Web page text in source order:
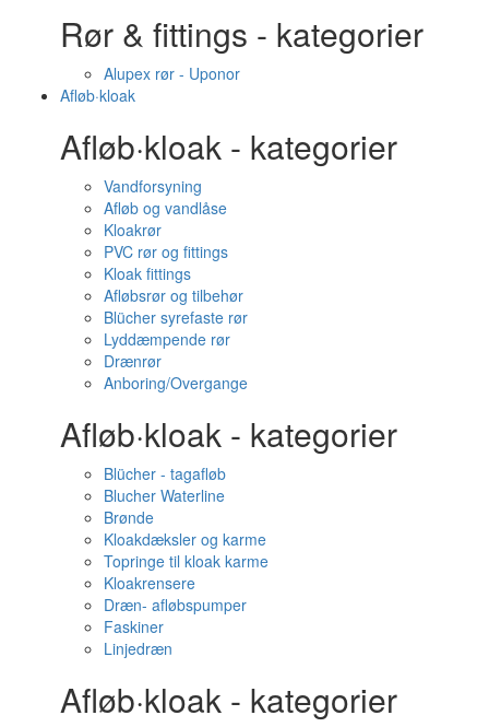
Rør & fittings - kategorier
Alupex rør - Uponor
Afløb·kloak
Afløb·kloak - kategorier
Vandforsyning
Afløb og vandlåse
Kloakrør
PVC rør og fittings
Kloak fittings
Afløbsrør og tilbehør
Blücher syrefaste rør
Lyddæmpende rør
Drænrør
Anboring/Overgange
Afløb·kloak - kategorier
Blücher - tagafløb
Blucher Waterline
Brønde
Kloakdæksler og karme
Topringe til kloak karme
Kloakrensere
Dræn- afløbspumper
Faskiner
Linjedræn
Afløb·kloak - kategorier